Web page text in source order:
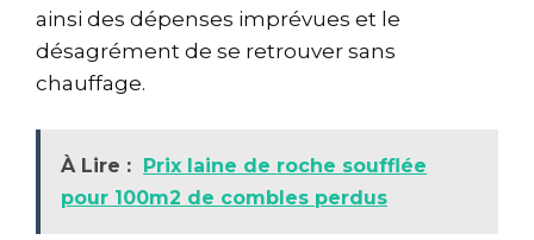
ainsi des dépenses imprévues et le
désagrément de se retrouver sans
chauffage.
À Lire : Prix laine de roche soufflée
pour 100m2 de combles perdus